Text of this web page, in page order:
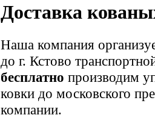
Доставка
Наша компания
до г. Кстово
бесплатно производим
ковки до московского
компании.